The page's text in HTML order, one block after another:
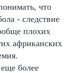
что
- следствие
плохих
африканских
более